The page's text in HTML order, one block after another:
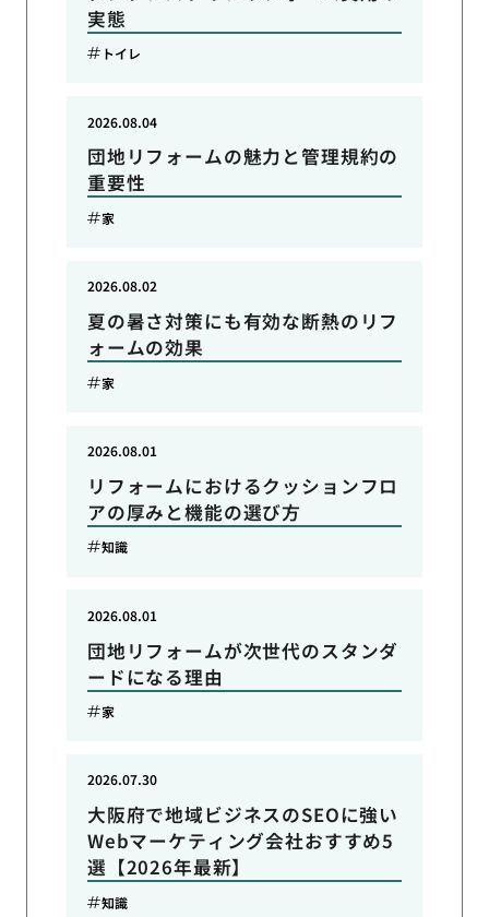
実態
トイレ
団地リフォームの魅力と管理規約の
重要性
2026.08.04
家
夏の暑さ対策にも有効な断熱のリフ
ォームの効果
2026.08.02
家
リフォームにおけるクッションフロ
アの厚みと機能の選び方
2026.08.01
知識
団地リフォームが次世代のスタンダ
ードになる理由
2026.08.01
家
大阪府で地域ビジネスのSEOに強い
Webマーケティング会社おすすめ5
選【2026年最新】
2026.07.30
知識